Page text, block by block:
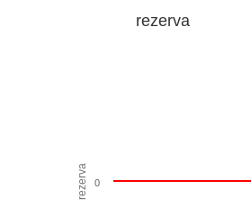
rezerva
rezerva
0